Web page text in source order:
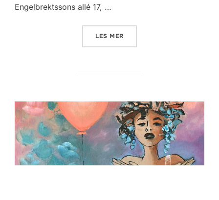
Engelbrektssons allé 17, …
LES MER